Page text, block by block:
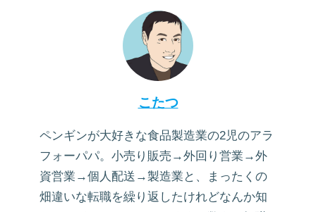
こたつ
ペンギンが大好きな食品製造業の2児のアラ
フォーパパ。小売り販売→外回り営業→外
資営業→個人配送→製造業と、まったくの
畑違いな転職を繰り返したけれどなんか知